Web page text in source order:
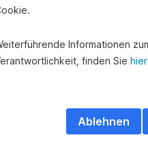
Informationen
finden Sie hier
Ablehnen